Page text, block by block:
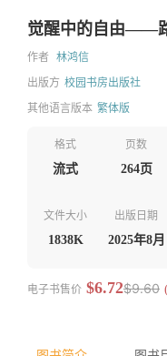
觉醒中的自由——
作者 林鸿信
出版方 校园书房出版社
其他语言版本 繁体版
格式
流式
页数
264页
文件大小
1838K
出版日期
2025年8月
电子书售价 $6.72$9.60